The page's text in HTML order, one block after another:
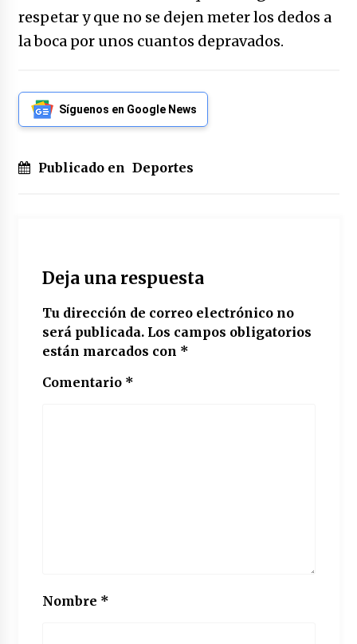
respetar y que no se dejen meter los dedos a
la boca por unos cuantos depravados.
Síguenos en Google News
Publicado en Deportes
Deja una respuesta
Tu dirección de correo electrónico no
será publicada. Los campos obligatorios
están marcados con *
Comentario *
Nombre *